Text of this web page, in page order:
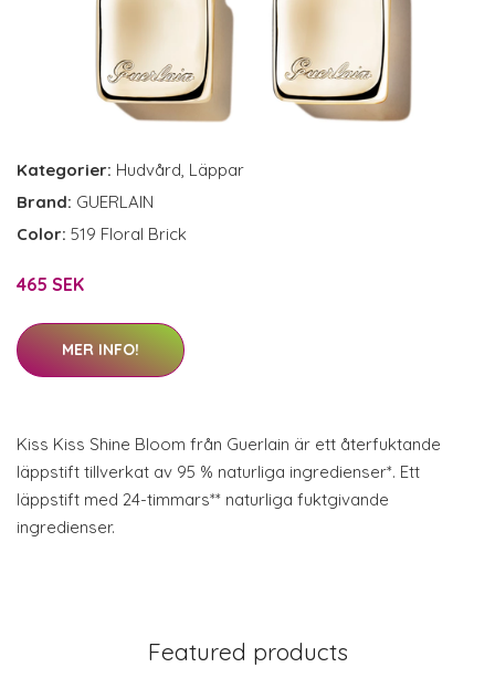
Kategorier: Hudvård, Läppar
Brand: GUERLAIN
Color: 519 Floral Brick
465 SEK
MER INFO!
Kiss Kiss Shine Bloom från Guerlain är ett återfuktande
läppstift tillverkat av 95 % naturliga ingredienser*. Ett
läppstift med 24-timmars** naturliga fuktgivande
ingredienser.
Featured products